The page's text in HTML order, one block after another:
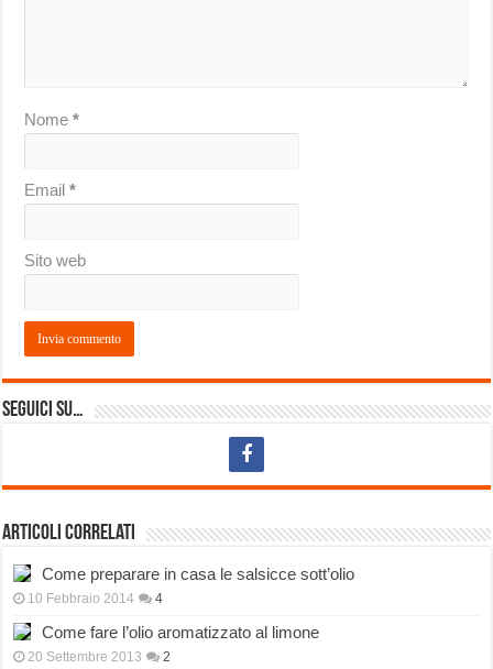
Nome*
Email*
Sito web
Seguici su…
Articoli correlati
Come preparare in casa le salsicce sott’olio
10 Febbraio 2014 4
Come fare l’olio aromatizzato al limone
20 Settembre 2013 2